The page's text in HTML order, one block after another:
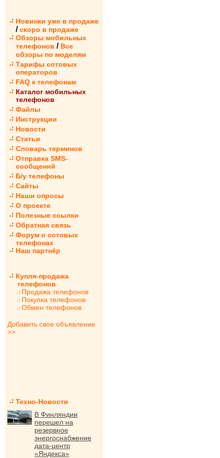
Новинки уже в продаже
/ скоро в продаже
Обзоры мобильных
телефонов / Все
обзоры по моделям
Тарифы сотовых
операторов
FAQ к телефонам
Каталог мобильных
телефонов
Файлы
Инструкции
Новости
Статьи
Словарь терминов
Отправка SMS-
сообщений
Б/у телефоны
Сайты
Наши опросы
О проекте
Полезные ссылки
Обратная связь
Форум о сотовых
телефонах
Наш партнёр
Купля-продажа
телефонов
Продажа телефонов
Покупка телефонов
Обмен телефонов
Добавить свое объявление
>>
Техно-Новости
В Финляндии
перешел на
резервное
энергоснабжение
дата-центр
«Яндекса»